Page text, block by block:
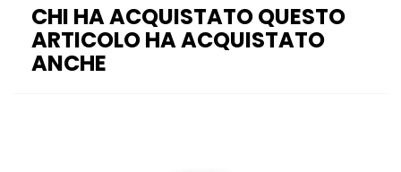
CHI HA ACQUISTATO QUESTO
ARTICOLO HA ACQUISTATO
ANCHE